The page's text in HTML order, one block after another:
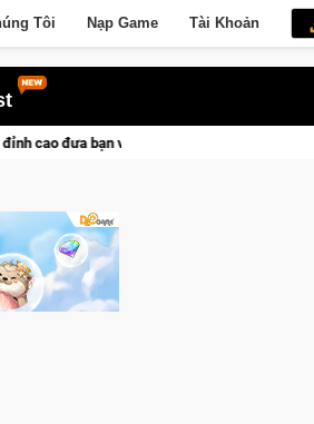
Tôi Nạp Game Tài Khoản
chiến dịch lịch sử khốc liệt